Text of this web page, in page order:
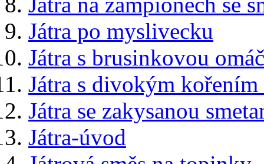
Játra po myslivecku
Játra s brusinkovou
Játra s divokým kořením
Játra se zakysanou
Játra-úvod